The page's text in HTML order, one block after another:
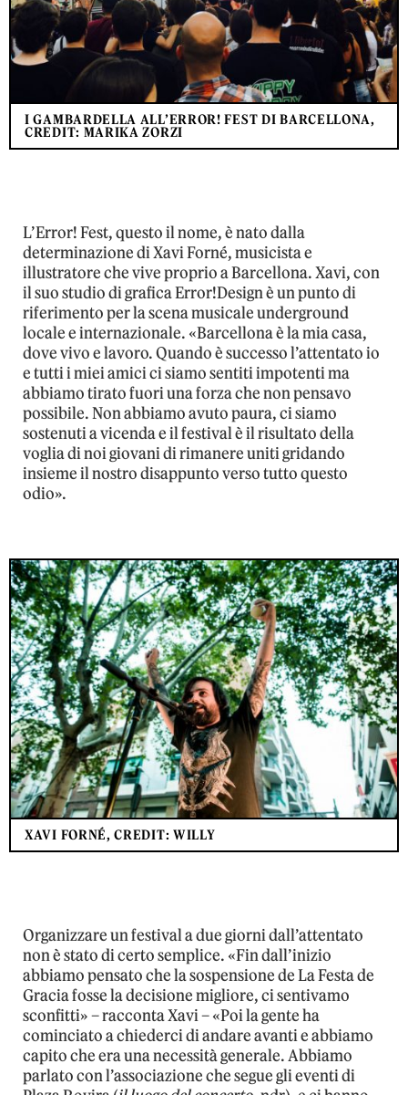
I GAMBARDELLA ALL’ERROR! FEST DI BARCELLONA,
CREDIT: MARIKA ZORZI
L’Error! Fest, questo il nome, è nato dalla
determinazione di Xavi Forné, musicista e
illustratore che vive proprio a Barcellona. Xavi, con
il suo studio di grafica Error!Design è un punto di
riferimento per la scena musicale underground
locale e internazionale. «Barcellona è la mia casa,
dove vivo e lavoro. Quando è successo l’attentato io
e tutti i miei amici ci siamo sentiti impotenti ma
abbiamo tirato fuori una forza che non pensavo
possibile. Non abbiamo avuto paura, ci siamo
sostenuti a vicenda e il festival è il risultato della
voglia di noi giovani di rimanere uniti gridando
insieme il nostro disappunto verso tutto questo
odio».
XAVI FORNÉ, CREDIT: WILLY
Organizzare un festival a due giorni dall’attentato
non è stato di certo semplice. «Fin dall’inizio
abbiamo pensato che la sospensione de La Festa de
Gracia fosse la decisione migliore, ci sentivamo
sconfitti» – racconta Xavi – «Poi la gente ha
cominciato a chiederci di andare avanti e abbiamo
capito che era una necessità generale. Abbiamo
parlato con l’associazione che segue gli eventi di